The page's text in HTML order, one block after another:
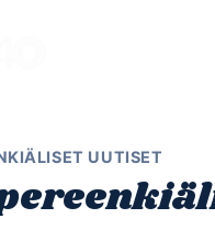
UUTISET